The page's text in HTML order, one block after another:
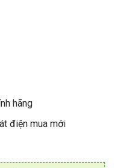
hãng
điện mua mới